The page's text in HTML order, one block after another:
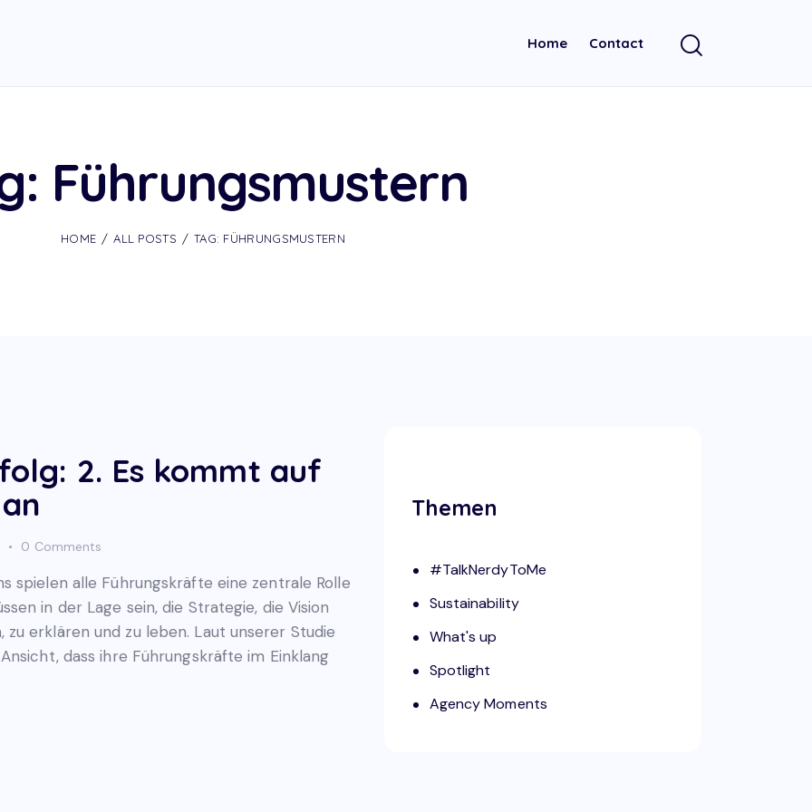
Home Contact
Führungsmustern
HOME ALL POSTS TAG: FÜHRUNGSMUSTERN
2. Es kommt auf
0 Comments
alle Führungskräfte eine zentrale Rolle
in der Lage sein, die Strategie, die Vision
erklären und zu leben. Laut unserer Studie
dass ihre Führungskräfte im Einklang
Themen
#TalkNerdyToMe
Sustainability
What's up
Spotlight
Agency Moments